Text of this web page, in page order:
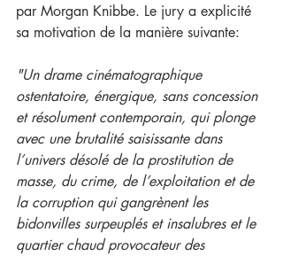
par Morgan Knibbe. Le jury a explicité
sa motivation de la manière suivante:
"Un drame cinématographique
ostentatoire, énergique, sans concession
et résolument contemporain, qui plonge
avec une brutalité saisissante dans
l’univers désolé de la prostitution de
masse, du crime, de l’exploitation et de
la corruption qui gangrènent les
bidonvilles surpeuplés et insalubres et le
quartier chaud provocateur des